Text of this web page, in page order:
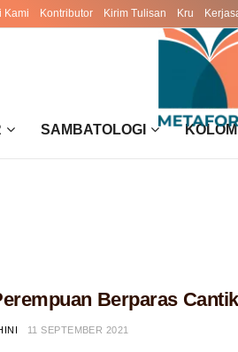
Kami Kontributor Kirim Tulisan Kru
SAMBATOLOGI KOLOM
Berparas
11 SEPTEMBER 2021